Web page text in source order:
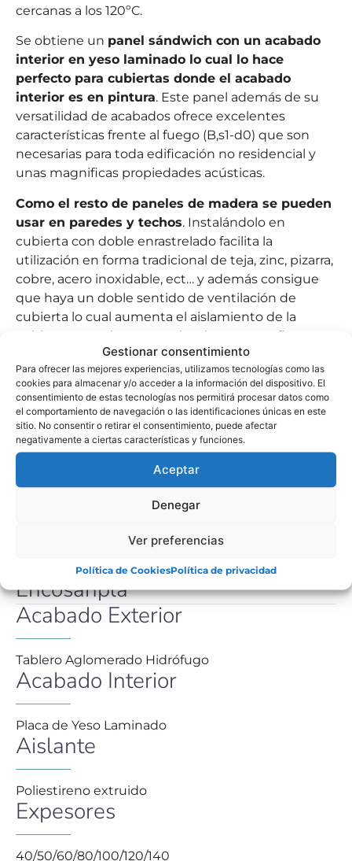
Gestionar consentimiento
Para ofrecer las mejores experiencias, utilizamos tecnologías como las
cookies para almacenar y/o acceder a la información del dispositivo. El
consentimiento de estas tecnologías nos permitirá procesar datos como
el comportamiento de navegación o las identificaciones únicas en este
sitio. No consentir o retirar el consentimiento, puede afectar
negativamente a ciertas características y funciones.
Aceptar
Denegar
Ver preferencias
Política de CookiesPolítica de privacidad
cercanas a los 120ºC.
Se obtiene un panel sándwich con un acabado
interior en yeso laminado lo cual lo hace
perfecto para cubiertas donde el acabado
interior es en pintura. Este panel además de su
versatilidad de acabados ofrece excelentes
características frente al fuego (B,s1-d0) que son
necesarias para toda edificación no residencial y
unas magnificas propiedades acústicas.
Como el resto de paneles de madera se pueden
usar en paredes y techos. Instalándolo en
cubierta con doble enrastrelado facilita la
utilización en forma tradicional de teja, zinc, pizarra,
cobre, acero inoxidable, ect… y además consigue
que haya un doble sentido de ventilación de
cubierta lo cual aumenta el aislamiento de la
cubierta y previene entradas de agua por fisuras o
roturas de la capa superficial de la cubierta.
Además se puede instalar con enrastrelado simple
. Su resistencia mecánica permite utilizarlo en
posición longitudinal o transversal a la cubierta.
FICHA TÉCNICA
Características Técnicas Panel
Encosanpla
Acabado Exterior
Tablero Aglomerado Hidrófugo
Acabado Interior
Placa de Yeso Laminado
Aislante
Poliestireno extruido
Expesores
40/50/60/80/100/120/140